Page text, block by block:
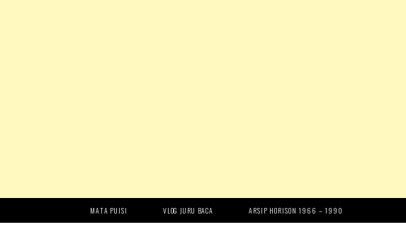
MATA PUISI VLOG JURU BACA ARSIP HORISON 1966 – 1990